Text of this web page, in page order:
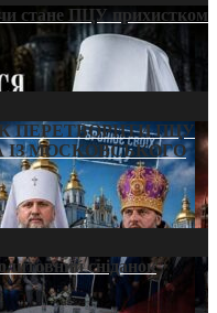
стане ПЦУ прихистком
ПЕРЕТВОРИТИ ПЦУ
ІЗ МОСКОВСЬКОГО
сніданок